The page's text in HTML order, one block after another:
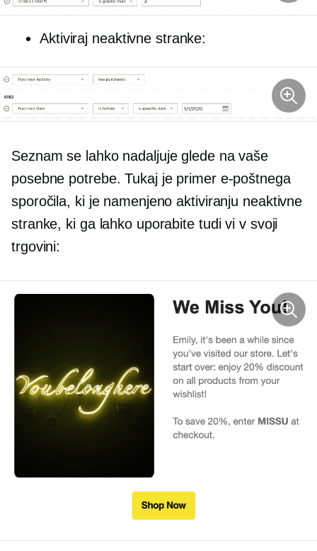
Aktiviraj neaktivne stranke:
Seznam se lahko nadaljuje glede na vaše
posebne potrebe. Tukaj je primer e-poštnega
sporočila, ki je namenjeno aktiviranju neaktivne
stranke, ki ga lahko uporabite tudi vi v svoji
trgovini: